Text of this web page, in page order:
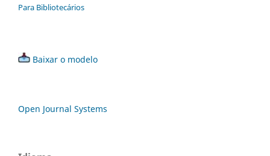
Para Bibliotecários
Baixar o modelo
Open Journal Systems